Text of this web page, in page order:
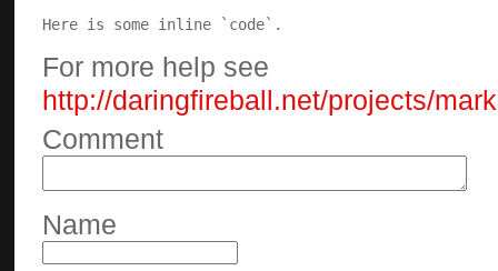
Here is some inline `code`.
For more help see
http://daringfireball.net/projects/
Comment
Name